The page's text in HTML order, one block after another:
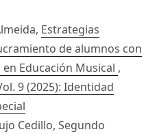
Estrategias
de alumnos con
Educación Musical ,
9 (2025): Identidad
Cedillo, Segundo